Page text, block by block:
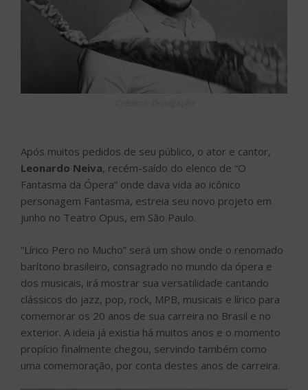
Após muitos pedidos de seu público, o ator e cantor,
Leonardo Neiva, recém-saído do elenco de “O
Fantasma da Ópera” onde dava vida ao icônico
personagem Fantasma, estreia seu novo projeto em
junho no Teatro Opus, em São Paulo.
“Lírico Pero no Mucho” será um show onde o renomado
barítono brasileiro, consagrado no mundo da ópera e
dos musicais, irá mostrar sua versatilidade cantando
clássicos do jazz, pop, rock, MPB, musicais e lírico para
comemorar os 20 anos de sua carreira no Brasil e no
exterior. A ideia já existia há muitos anos e o momento
propício finalmente chegou, servindo também como
uma comemoração, por conta destes anos de carreira.